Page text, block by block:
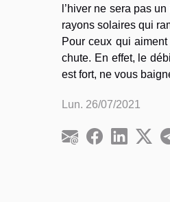
l’hiver ne sera pas
rayons solaires qui
Pour ceux qui
chute. En effet, le
est fort, ne vous
Lun. 26/07/2021